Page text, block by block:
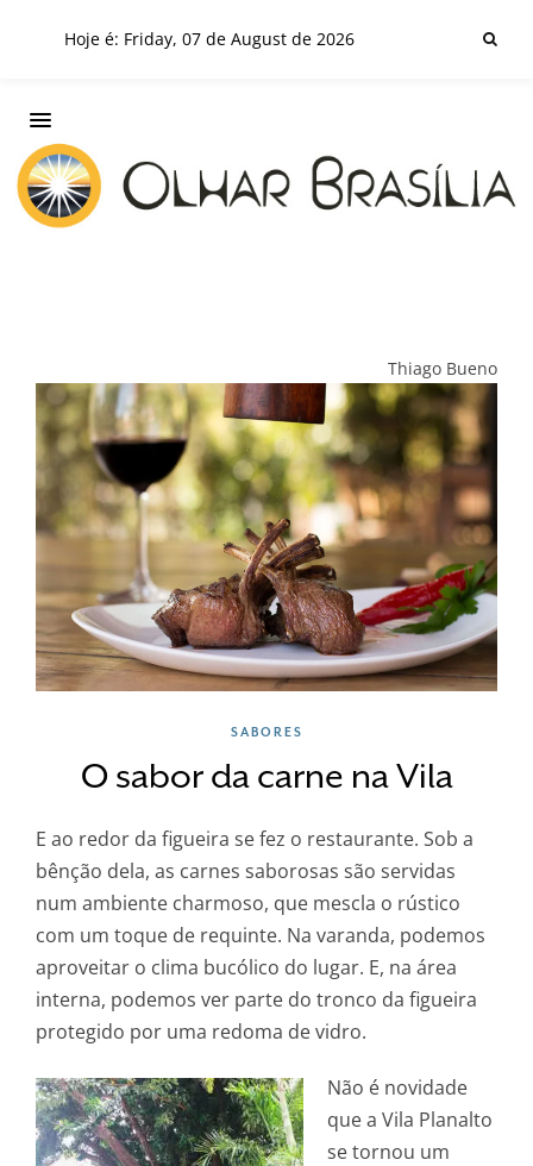
Hoje é: Friday, 07 de August de 2026
Thiago Bueno
SABORES
O sabor da carne na Vila
E ao redor da figueira se fez o restaurante. Sob a
bênção dela, as carnes saborosas são servidas
num ambiente charmoso, que mescla o rústico
com um toque de requinte. Na varanda, podemos
aproveitar o clima bucólico do lugar. E, na área
interna, podemos ver parte do tronco da figueira
protegido por uma redoma de vidro.
Não é novidade
que a Vila Planalto
se tornou um